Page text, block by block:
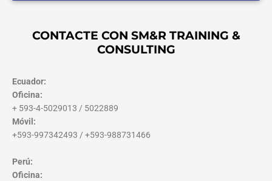
CONTACTE CON SM&R TRAINING &
CONSULTING
Ecuador:
Oficina:
+ 593-4-5029013 / 5022889
Móvil:
+593-997342493 / +593-988731466
Perú:
Oficina: